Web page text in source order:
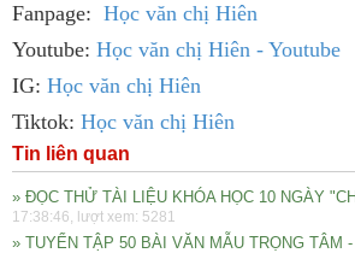
Fanpage: Học văn chị Hiên
Youtube: Học văn chị Hiên - Youtube
IG: Học văn chị Hiên
Tiktok: Học văn chị Hiên
Tin liên quan
» ĐỌC THỬ TÀI LIỆU KHÓA HỌC 10 NGÀY
17:38:46, lượt xem: 5281
» TUYỂN TẬP 50 BÀI VĂN MẪU TRỌNG TÂM